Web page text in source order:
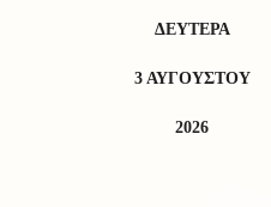
ΔΕΥΤΕΡΑ
3 ΑΥΓΟΥΣΤΟΥ
2026